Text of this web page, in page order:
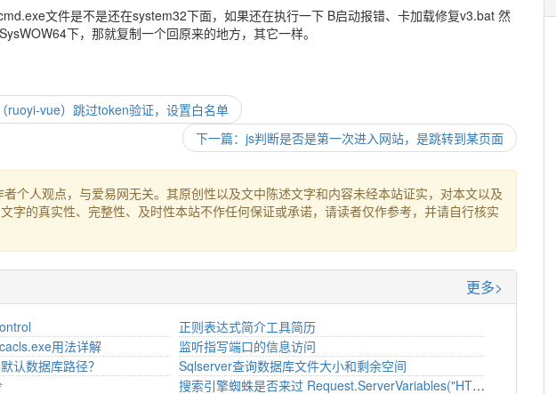
文件是不是还在system32下面，如果还在执行一下 B启动报错、卡加载修复v3.bat 然
下，那就复制一个回原来的地方，其它一样。
ruoyi-vue）跳过token验证，设置白名单
下一篇：js判断是否是第一次进入网站，是跳转到某页面
个人观点，与爱易网无关。其原创性以及文中陈述文字和内容未经本站证实，对本文以及
字的真实性、完整性、及时性本站不作任何保证或承诺，请读者仅作参考，并请自行核实
更多>
正则表达式简介工具简历
用法详解
监听指写端口的信息访问
认数据库路径？
Sqlserver查询数据库文件大小和剩余空间
搜索引擎蜘蛛是否来过 Request.ServerVariables("HTTP_USER_AGENT") ASP.NET